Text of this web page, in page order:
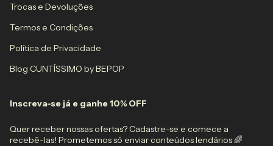
Trocas e Devoluções
Termos e Condições
Política de Privacidade
Blog CUNTÍSSIMO by BEPOP
Inscreva-se já e ganhe 10% OFF
Quer receber nossas ofertas? Cadastre-se e comece a
recebê-las! Prometemos só enviar conteúdos lendários 🌈